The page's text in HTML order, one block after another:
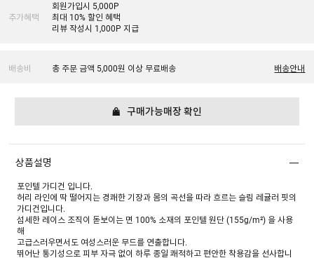
추가혜택
회원가입시 5,000P
최대 10% 할인 혜택
리뷰 작성시 1,000P 지급
배송비 총 주문 금액 5,000원 이상 무료배송 배송안내
구매가능매장 확인
상품설명
포인텔 가디건 입니다.
허리 라인에 딱 떨어지는 경쾌한 기장과 몸의 곡선을 따라 흐르는 슬림 레귤러 핏의
가디건입니다.
섬세한 레이스 조직이 돋보이는 면 100% 소재의 포인텔 원단 (155g/m²) 을 사용
해
고급스러우면서도 여성스러운 무드를 연출합니다.
뛰어난 통기성으로 피부 자극 없이 하루 종일 쾌적하고 편안한 착용감을 선사합니